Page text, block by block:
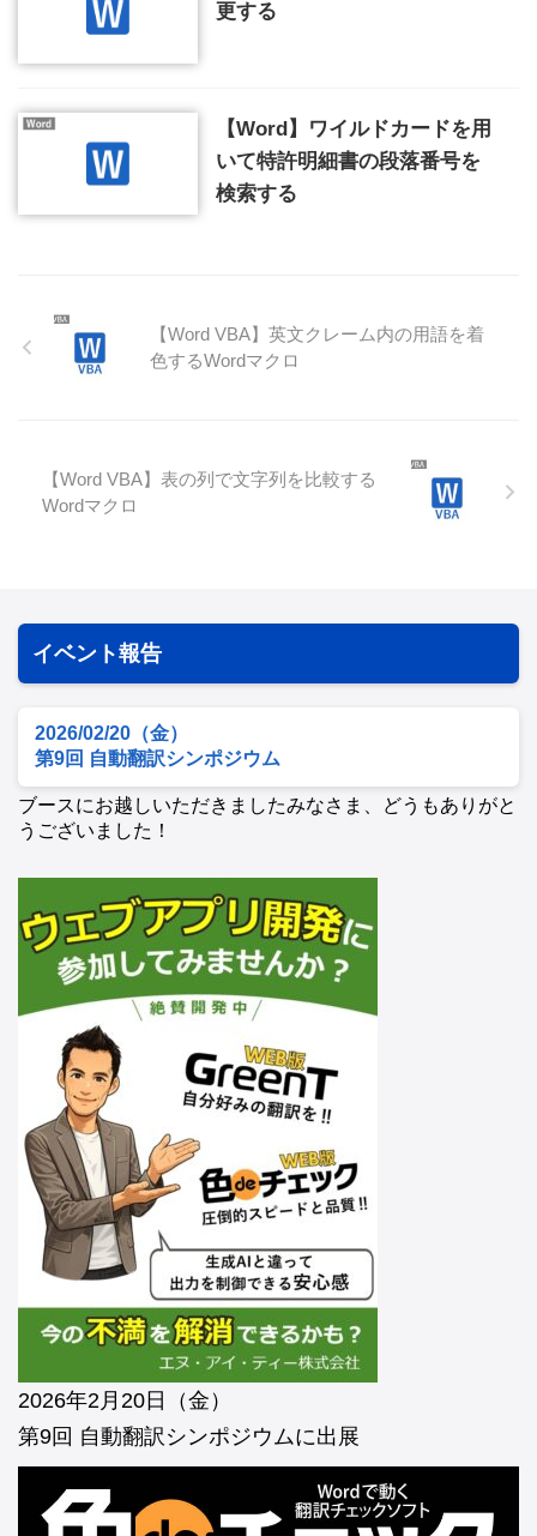
更する
【Word】ワイルドカードを用
いて特許明細書の段落番号を
検索する
【Word VBA】英文クレーム内の用語を着
色するWordマクロ
【Word VBA】表の列で文字列を比較する
Wordマクロ
イベント報告
2026/02/20（金）
第9回 自動翻訳シンポジウム
ブースにお越しいただきましたみなさま、どうもありがと
うございました！
2026年2月20日（金）
第9回 自動翻訳シンポジウムに出展